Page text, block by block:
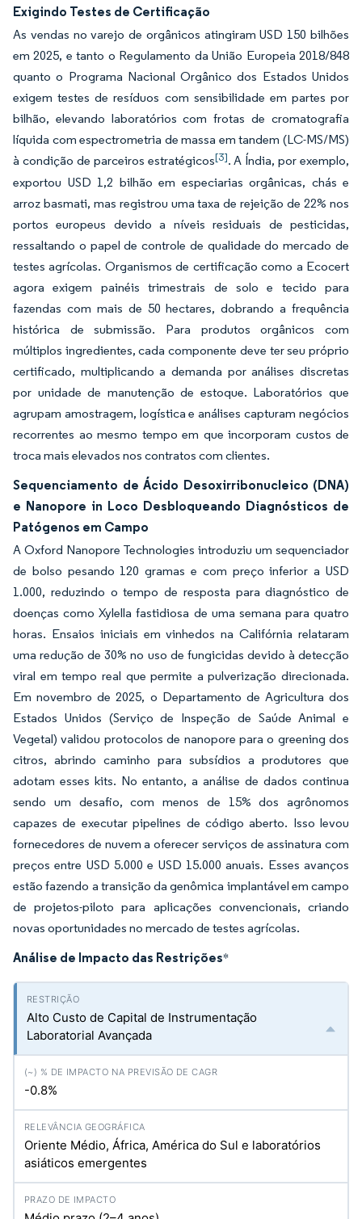
Exigindo Testes de Certificação
As vendas no varejo de orgânicos atingiram USD 150 bilhões
em 2025, e tanto o Regulamento da União Europeia 2018/848
quanto o Programa Nacional Orgânico dos Estados Unidos
exigem testes de resíduos com sensibilidade em partes por
bilhão, elevando laboratórios com frotas de cromatografia
líquida com espectrometria de massa em tandem (LC-MS/MS)
à condição de parceiros estratégicos[3]. A Índia, por exemplo,
exportou USD 1,2 bilhão em especiarias orgânicas, chás e
arroz basmati, mas registrou uma taxa de rejeição de 22% nos
portos europeus devido a níveis residuais de pesticidas,
ressaltando o papel de controle de qualidade do mercado de
testes agrícolas. Organismos de certificação como a Ecocert
agora exigem painéis trimestrais de solo e tecido para
fazendas com mais de 50 hectares, dobrando a frequência
histórica de submissão. Para produtos orgânicos com
múltiplos ingredientes, cada componente deve ter seu próprio
certificado, multiplicando a demanda por análises discretas
por unidade de manutenção de estoque. Laboratórios que
agrupam amostragem, logística e análises capturam negócios
recorrentes ao mesmo tempo em que incorporam custos de
troca mais elevados nos contratos com clientes.
Sequenciamento de Ácido Desoxirribonucleico (DNA)
e Nanopore in Loco Desbloqueando Diagnósticos de
Patógenos em Campo
A Oxford Nanopore Technologies introduziu um sequenciador
de bolso pesando 120 gramas e com preço inferior a USD
1.000, reduzindo o tempo de resposta para diagnóstico de
doenças como Xylella fastidiosa de uma semana para quatro
horas. Ensaios iniciais em vinhedos na Califórnia relataram
uma redução de 30% no uso de fungicidas devido à detecção
viral em tempo real que permite a pulverização direcionada.
Em novembro de 2025, o Departamento de Agricultura dos
Estados Unidos (Serviço de Inspeção de Saúde Animal e
Vegetal) validou protocolos de nanopore para o greening dos
citros, abrindo caminho para subsídios a produtores que
adotam esses kits. No entanto, a análise de dados continua
sendo um desafio, com menos de 15% dos agrônomos
capazes de executar pipelines de código aberto. Isso levou
fornecedores de nuvem a oferecer serviços de assinatura com
preços entre USD 5.000 e USD 15.000 anuais. Esses avanços
estão fazendo a transição da genômica implantável em campo
de projetos-piloto para aplicações convencionais, criando
novas oportunidades no mercado de testes agrícolas.
Análise de Impacto das Restrições*
Alto Custo de Capital de Instrumentação
Laboratorial Avançada
-0.8%
Oriente Médio, África, América do Sul e laboratórios
asiáticos emergentes